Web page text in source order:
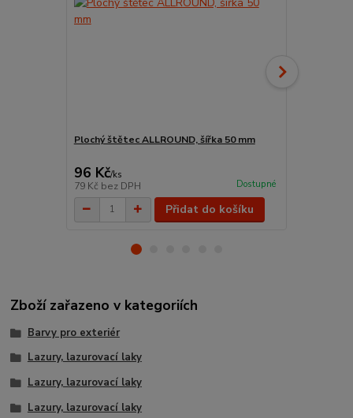
Plochý štětec ALLROUND, šířka 50 mm
96 Kč/ks
79 Kč bez DPH Dostupné
Přidat do košíku
Zboží zařazeno v kategoriích
Barvy pro exteriér
Lazury, lazurovací laky
Lazury, lazurovací laky
Lazury, lazurovací laky